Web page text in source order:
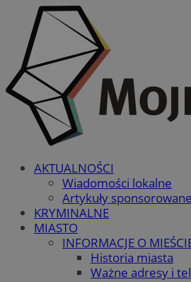
AKTUALNOŚCI
Wiadomości lokalne
Artykuły sponsorowane
KRYMINALNE
MIASTO
INFORMACJE O
Historia miasta
Ważne adresy i